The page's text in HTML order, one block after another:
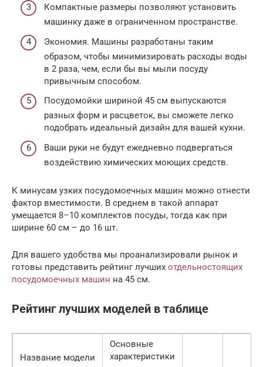
Компактные размеры позволяют установить
машинку даже в ограниченном пространстве.
Экономия. Машины разработаны таким
образом, чтобы минимизировать расходы воды
в 2 раза, чем, если бы вы мыли посуду
привычным способом.
Посудомойки шириной 45 см выпускаются
разных форм и расцветок, вы сможете легко
подобрать идеальный дизайн для вашей кухни.
Ваши руки не будут ежедневно подвергаться
воздействию химических моющих средств.
К минусам узких посудомоечных машин можно отнести
фактор вместимости. В среднем в такой аппарат
умещается 8–10 комплектов посуды, тогда как при
ширине 60 см – до 16 шт.
Для вашего удобства мы проанализировали рынок и
готовы представить рейтинг лучших отдельностоящих
посудомоечных машин на 45 см.
Рейтинг лучших моделей в таблице
Название модели
Основные
характеристики